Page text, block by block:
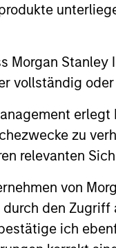
Morgan
vollständig
zu
relevanten
von
den
ich
WORLD